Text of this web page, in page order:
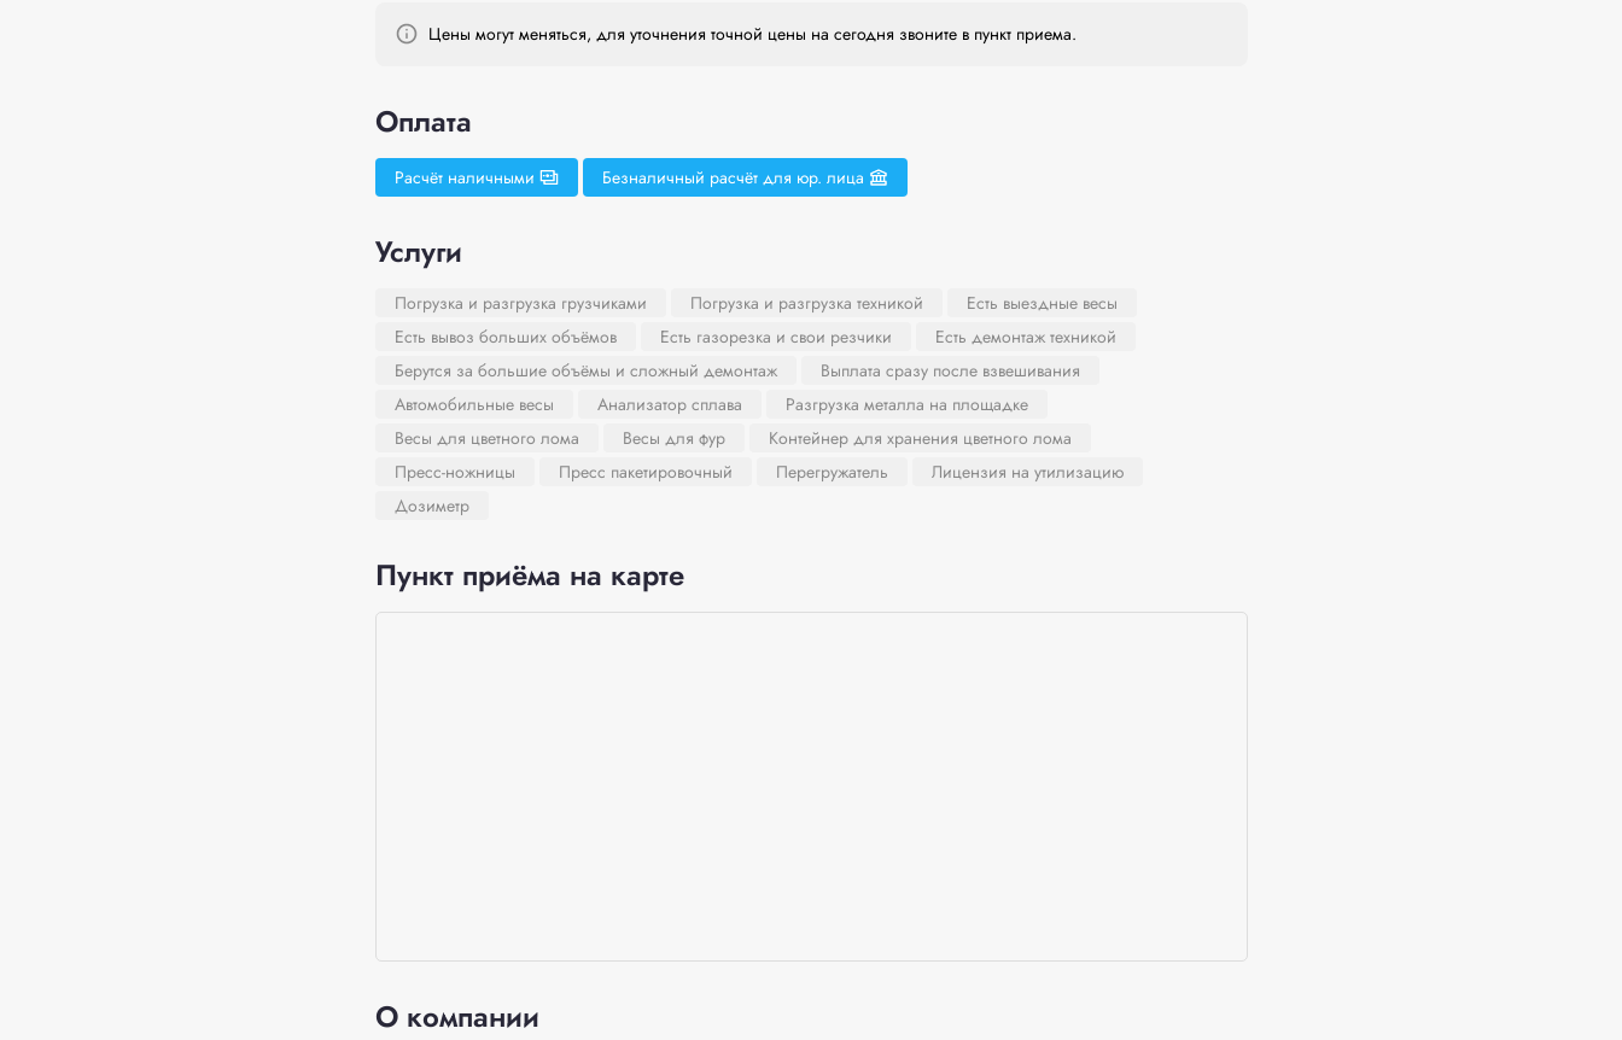
Цены могут меняться, для уточнения точной цены на сегодня звоните в пункт приема.
Оплата
Расчёт наличными Безналичный расчёт для юр. лица
Услуги
Погрузка и разгрузка грузчиками Погрузка и разгрузка техникой
Есть выездные весы
Есть вывоз больших объёмов
Есть газорезка и свои резчики
Есть демонтаж техникой
Берутся за большие объёмы и сложный демонтаж
Выплата сразу после взвешивания
Автомобильные весы
Анализатор сплава
Разгрузка металла на площадке
Весы для цветного лома
Весы для фур
Контейнер для хранения цветного лома
Пресс-ножницы
Пресс пакетировочный Перегружатель
Лицензия на утилизацию
Дозиметр
Пункт приёма на карте
О компании